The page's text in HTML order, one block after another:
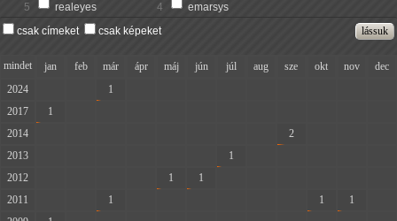
5
realeyes 4
emarsys
csak címeket
csak képeket
mindet jan feb már ápr máj jún júl aug sze okt nov
dec
2024
1
2017
1
2014
2
2013
1
2012
1 1
2011
1 1 1